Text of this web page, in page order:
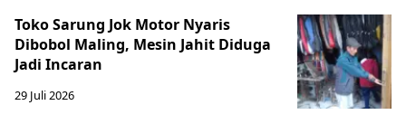
Toko Sarung Jok Motor Nyaris
Dibobol Maling, Mesin Jahit Diduga
Jadi Incaran
29 Juli 2026